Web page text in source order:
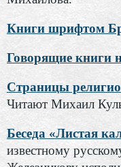
Книги шрифтом
Говорящие книги
Страницы
Читают Михаил
Беседа «Листая
известному